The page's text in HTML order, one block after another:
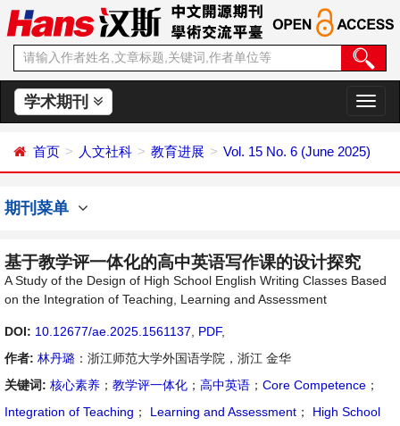
学术期刊
切
换
航
首页 人文社科 教育进展 Vol. 15 No. 6 (June 2025)
期刊菜单
基于教学评一体化的高中英语写作课的设计探究
A Study of the Design of High School English Writing Classes Based
on the Integration of Teaching, Learning and Assessment
DOI: 10.12677/ae.2025.1561137 PDF,
作者: 林丹璐 ：浙江师范大学外国语学院，浙江 金华
关键词: 核心素养 ； 教学评一体化 ； 高中英语 ； Core Competence ；
Integration of Teaching ； Learning and Assessment ；
High School